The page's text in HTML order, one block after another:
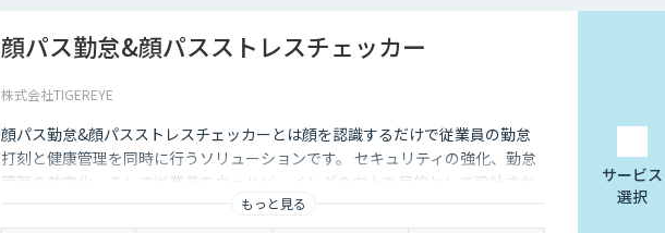
顔パス勤怠&顔パスストレスチェッカー
株式会社TIGEREYE
顔パス勤怠&顔パスストレスチェッカーとは顔を認識するだけで従業員の勤怠
打刻と健康管理を同時に行うソリューションです。 セキュリティの強化、勤怠
管理の効率化、そして従業員のウェルビーイングの向上を目的として設計され
もっと見る
サービス
選択